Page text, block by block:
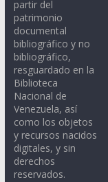
partir del
patrimonio
documental
bibliográfico y no
bibliográfico,
resguardado en la
Biblioteca
Nacional de
Venezuela, así
como los objetos
y recursos nacidos
digitales, y sin
derechos
reservados.